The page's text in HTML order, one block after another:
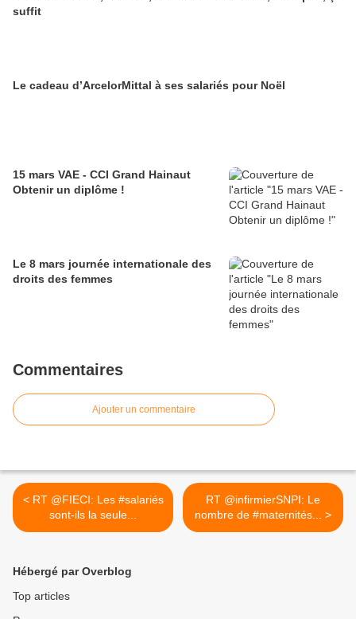
suffit
Le cadeau d’ArcelorMittal à ses salariés pour Noël
15 mars VAE - CCI Grand Hainaut
Obtenir un diplôme !
Le 8 mars journée internationale des
droits des femmes
Commentaires
Ajouter un commentaire
< RT @FIECI: Les #salariés
sont-ils la seule...
RT @infirmierSNPI: Le
nombre de #maternités... >
Hébergé par Overblog
Top articles